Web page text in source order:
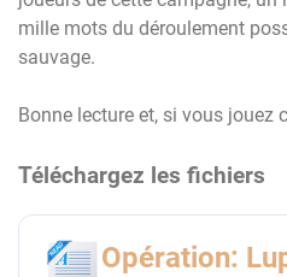
mille mots du déroulement
sauvage.
Bonne lecture et, si vous jouez
Téléchargez les fichiers
Opération: